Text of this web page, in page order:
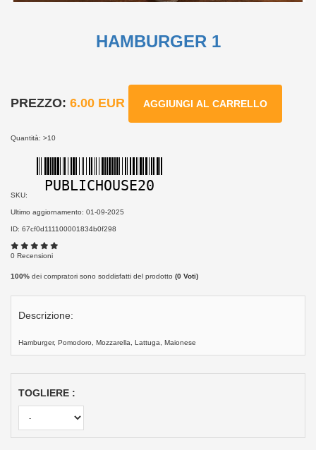
HAMBURGER 1
PREZZO: 6.00 EUR AGGIUNGI AL CARRELLO
Quantità: >10
SKU:
PUBLICHOUSE20
Ultimo aggiornamento: 01-09-2025
ID: 67cf0d111100001834b0f298
0 Recensioni
100% dei compratori sono soddisfatti del prodotto (0 Voti)
Descrizione:
Hamburger, Pomodoro, Mozzarella, Lattuga, Maionese
TOGLIERE :